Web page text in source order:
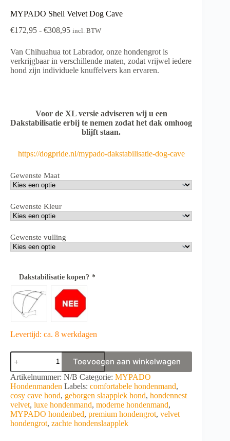
MYPADO Shell Velvet Dog Cave
€172,95 - €308,95Prijsklasse:
tot
€308,95
incl. BTW
Van Chihuahua tot Labrador, onze hondengrot is
verkrijgbaar in verschillende maten, zodat vrijwel iedere
hond zijn individuele knuffelvers kan ervaren.
Voor de XL versie adviseren wij u een
Dakstabilisatie erbij te nemen zodat het dak omhoog
blijft staan.
https://dogpride.nl/mypado-dakstabilisatie-dog-cave
Gewenste Maat
Gewenste Kleur
Gewenste vulling
Dakstabilisatie kopen? *
Levertijd: ca. 8 werkdagen
MYPADO
Shell
Velvet
Dog
Cave
aantal
Toevoegen aan winkelwagen
A
l
t
e
r
n
Artikelnummer: N/B Categorie: MYPADO
Hondenmanden Labels: comfortabele hondenmand,
cosy cave hond, geborgen slaapplek hond, hondennest
velvet, luxe hondenmand, moderne hondenmand,
MYPADO hondenbed, premium hondengrot, velvet
hondengrot, zachte hondenslaapplek